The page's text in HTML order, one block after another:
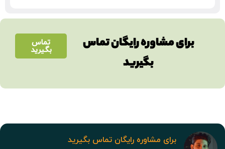
برای مشاوره رایگان تماس
بگیرید
تماس
بگیرید
برای مشاوره رایگان تماس بگیرید